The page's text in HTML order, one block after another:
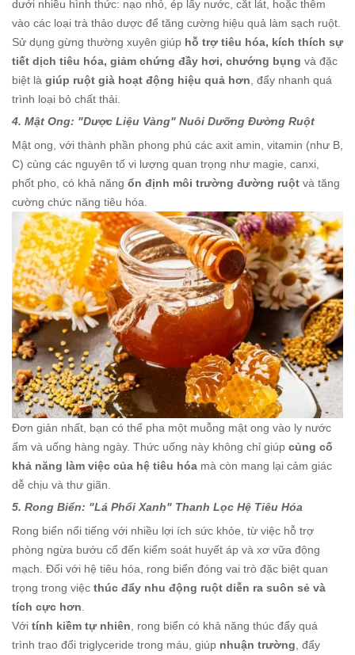
dưới nhiều hình thức: nạo nhỏ, ép lấy nước, cắt lát, hoặc thêm
vào các loại trà thảo dược để tăng cường hiệu quả làm sạch ruột.
Sử dụng gừng thường xuyên giúp hỗ trợ tiêu hóa, kích thích sự
tiết dịch tiêu hóa, giảm chứng đầy hơi, chướng bụng và đặc
biệt là giúp ruột già hoạt động hiệu quả hơn , đẩy nhanh quá
trình loại bỏ chất thải.
4. Mật Ong: "Dược Liệu Vàng" Nuôi Dưỡng Đường Ruột
Mật ong, với thành phần phong phú các axit amin, vitamin (như B,
C) cùng các nguyên tố vi lượng quan trọng như magie, canxi,
phốt pho, có khả năng ổn định môi trường đường ruột và tăng
cường chức năng tiêu hóa.
Đơn giản nhất, bạn có thể pha một muỗng mật ong vào ly nước
ấm và uống hàng ngày. Thức uống này không chỉ giúp củng cố
khả năng làm việc của hệ tiêu hóa mà còn mang lại cảm giác
dễ chịu và thư giãn.
5. Rong Biển: "Lá Phổi Xanh" Thanh Lọc Hệ Tiêu Hóa
Rong biển nổi tiếng với nhiều lợi ích sức khỏe, từ việc hỗ trợ
phòng ngừa bướu cổ đến kiểm soát huyết áp và xơ vữa động
mạch. Đối với hệ tiêu hóa, rong biển đóng vai trò đặc biệt quan
trọng trong việc thúc đẩy nhu động ruột diễn ra suôn sẻ và
tích cực hơn.
Với tính kiềm tự nhiên, rong biển có khả năng thúc đẩy quá
trình trao đổi triglyceride trong máu, giúp nhuận trường, đẩy